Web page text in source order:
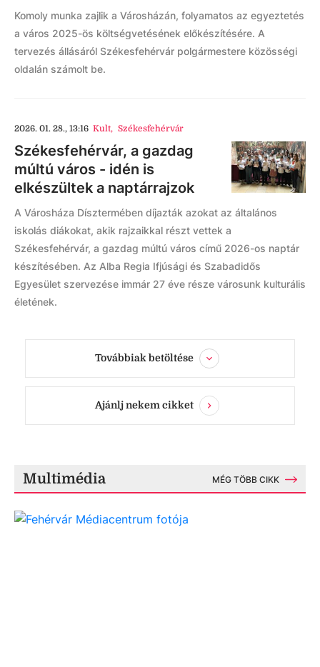
Komoly munka zajlik a Városházán, folyamatos az egyeztetés
a város 2025-ös költségvetésének előkészítésére. A
tervezés állásáról Székesfehérvár polgármestere közösségi
oldalán számolt be.
2026. 01. 28., 13:16 Kult, Székesfehérvár
Székesfehérvár, a gazdag
múltú város - idén is
elkészültek a naptárrajzok
A Városháza Dísztermében díjazták azokat az általános
iskolás diákokat, akik rajzaikkal részt vettek a
Székesfehérvár, a gazdag múltú város című 2026-os naptár
készítésében. Az Alba Regia Ifjúsági és Szabadidős
Egyesület szervezése immár 27 éve része városunk kulturális
életének.
Továbbiak betöltése
Ajánlj nekem cikket
Multimédia MÉG TÖBB CIKK